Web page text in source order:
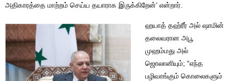
அதிகாரத்தை மாற்றம் செய்ய தயாராக இருக்கிறேன்’ என்றார்.
ஹயாத் தஹ்ரீர் அல் ஷாமின்
தலைவரான அபூ
முஹம்மது அல்
ஜொலானியும்; “எந்த
பழிவாங்கும் கொலைகளும்